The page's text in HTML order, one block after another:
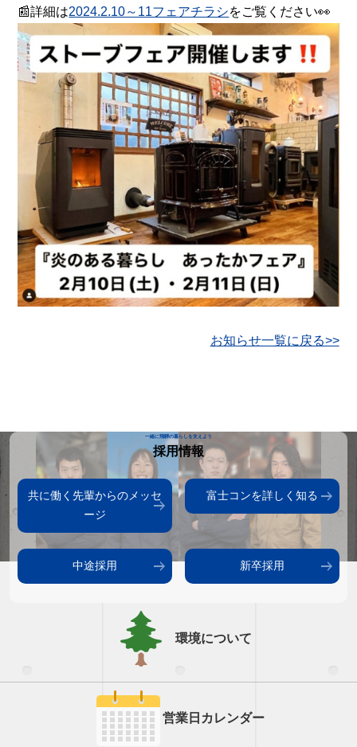
📰詳細は2024.2.10～11フェアチラシをご覧ください👀
お知らせ一覧に戻る>>
一緒に飛騨の暮らしを支えよう
採用情報
共に働く先輩からのメッセ
ージ
富士コンを詳しく知る
中途採用 新卒採用
環境について
営業日カレンダー